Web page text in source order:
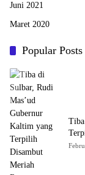
Juni 2021
Maret 2020
Popular Posts